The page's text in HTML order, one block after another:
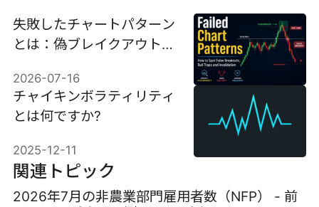
失敗したチャートパターン
とは：偽ブレイクアウト、
分け方
2026-07-16
チャイキンボラティリティ
とは何ですか?
2025-12-11
関連トピック
2026年7月の非農業部門雇用者数（NFP） - 前